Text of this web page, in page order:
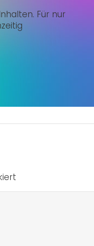
Für nur